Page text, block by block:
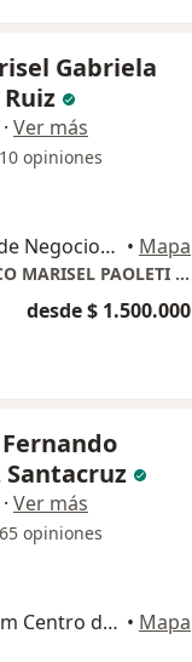
Gabriela
· Ver más
10 opiniones
EDIFICIO BELENUS (Centro de Negocios): Km 2 Vía Cájica Chía Costado Occidental. Cons 213. (frente a Fontanar) Chía – Cundinamarca, Chía • Mapa
CONSULTORIO ODONTOLOGICO MARISEL PAOLETI RUIZ
desde $ 1.500.000
Santacruz
· Ver más
65 opiniones
Km 2 vía chia Cajica Quantum Centro de convergencia Consultorio 212, Chía • Mapa